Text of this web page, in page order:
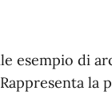
esempio di
la